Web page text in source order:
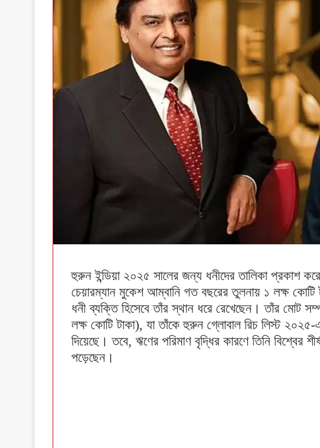
হুরুন ইন্ডিয়া ২০২৫ সালের জন্য ধনীদের তালিকা প্রকাশ
চেয়ারম্যান মুকেশ আম্বানি গত বছরের তুলনায় ১ লক্ষ কোটি
ধনী ব্যক্তি হিসেবে তাঁর স্থান ধরে রেখেছেন। তাঁর মোট
লক্ষ কোটি টাকা), যা তাঁকে হুরুন গ্লোবাল রিচ লিস্ট
দিয়েছে। তবে, ঋণের পরিমাণ বৃদ্ধির কারণে তিনি বিশ্বের
পড়েছেন।